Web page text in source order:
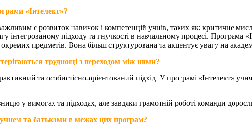
«Інтелект»?
є розвиток навичок і компетенцій учнів, таких як: критичне
інтегрованому підходу та гнучкості в навчальному процесі. Програма
предметів. Вона більш структурована та акцентує увагу на
труднощі з переходом між ними?
та особистісно-орієнтований підхід. У програмі «Інтелект»
у вимогах та підходах, але завдяки грамотній роботі команди
учнем та батьками в межах цих програм?